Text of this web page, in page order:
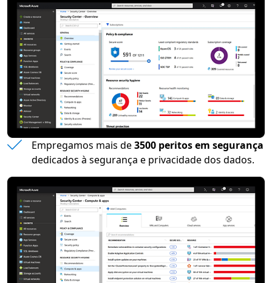
Empregamos mais de3500 peritos em segurança
dedicados à segurança e privacidade dos dados.